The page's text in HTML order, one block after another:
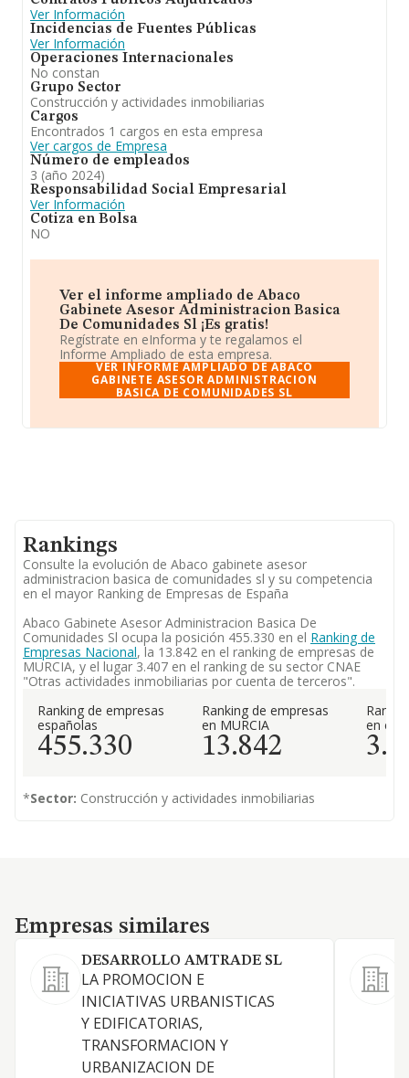
Ver Información
Incidencias de Fuentes Públicas
Ver Información
Operaciones Internacionales
No constan
Grupo Sector
Construcción y actividades inmobiliarias
Cargos
Encontrados 1 cargos en esta empresa
Ver cargos de Empresa
Número de empleados
3 (año 2024)
Responsabilidad Social Empresarial
Ver Información
Cotiza en Bolsa
NO
Ver el informe ampliado de Abaco
Gabinete Asesor Administracion Basica
De Comunidades Sl ¡Es gratis!
Regístrate en eInforma y te regalamos el
Informe Ampliado de esta empresa.
VER INFORME AMPLIADO DE ABACO
GABINETE ASESOR ADMINISTRACION
BASICA DE COMUNIDADES SL
Rankings
Consulte la evolución de Abaco gabinete asesor
administracion basica de comunidades sl y su competencia
en el mayor Ranking de Empresas de España
Abaco Gabinete Asesor Administracion Basica De
Comunidades Sl ocupa la posición 455.330 en el Ranking de
Empresas Nacional, la 13.842 en el ranking de empresas de
MURCIA, y el lugar 3.407 en el ranking de su sector CNAE
"Otras actividades inmobiliarias por cuenta de terceros".
Ranking de empresas
españolas
455.330
Ranking de empresas
en MURCIA
13.842
en el
*Sector: Construcción y actividades inmobiliarias
Empresas similares
Empresas similares
DESARROLLO AMTRADE SL
LA PROMOCION E
INICIATIVAS URBANISTICAS
Y EDIFICATORIAS,
TRANSFORMACION Y
URBANIZACION DE